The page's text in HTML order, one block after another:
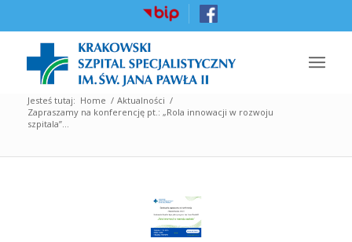
Jesteś tutaj: Home / Aktualności /
Zapraszamy na konferencję pt.: „Rola innowacji w rozwoju
szpitala”...